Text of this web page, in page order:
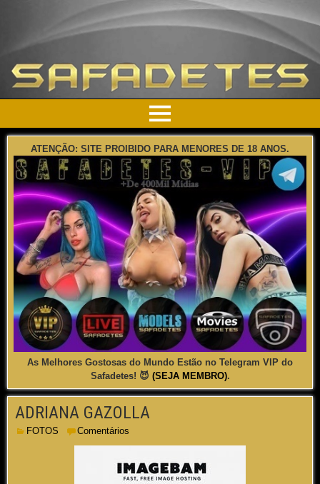
ATENÇÃO: SITE PROIBIDO PARA MENORES DE 18 ANOS.
As Melhores Gostosas do Mundo Estão no Telegram VIP do
Safadetes! 😈 (SEJA MEMBRO).
ADRIANA GAZOLLA
FOTOS Comentários